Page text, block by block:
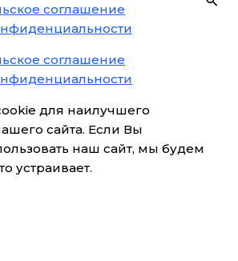
соглашение
соглашение
для наилучшего
сайта. Если Вы
наш сайт, мы будем
устраивает.